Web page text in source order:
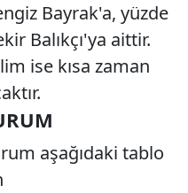
Bayrak'a, yüzde
Balıkçı'ya aittir.
ise kısa zaman
aşağıdaki tablo